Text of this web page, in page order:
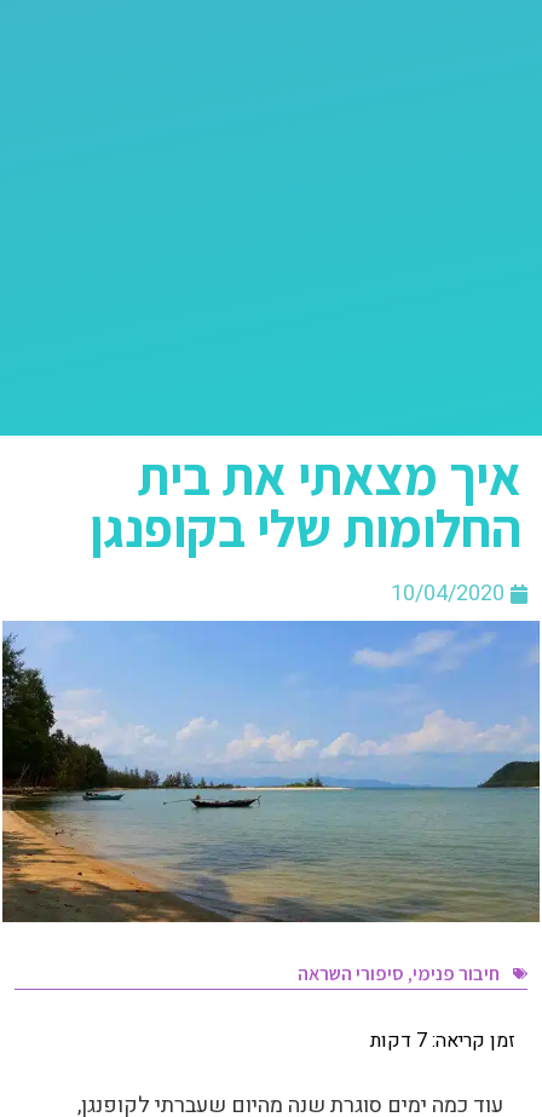
איך מצאתי את בית
החלומות שלי בקופנגן
10/04/2020
חיבור פנימי, סיפורי השראה
זמן קריאה:7 דקות
עוד כמה ימים סוגרת שנה מהיום שעברתי לקופנגן,